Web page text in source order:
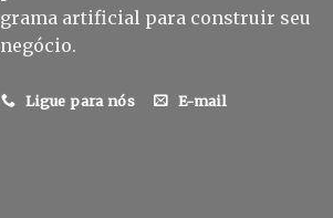
grama artificial para construir seu
negócio.
Ligue para nós E-mail